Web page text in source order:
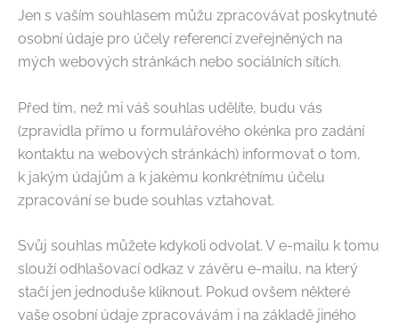
Jen s vaším souhlasem můžu zpracovávat poskytnuté
osobní údaje pro účely referencí zveřejněných na
mých webových stránkách nebo sociálních sítích.
Před tím, než mi váš souhlas udělíte, budu vás
(zpravidla přímo u formulářového okénka pro zadání
kontaktu na webových stránkách) informovat o tom,
k jakým údajům a k jakému konkrétnímu účelu
zpracování se bude souhlas vztahovat.
Svůj souhlas můžete kdykoli odvolat. V e-mailu k tomu
slouží odhlašovací odkaz v závěru e-mailu, na který
stačí jen jednoduše kliknout. Pokud ovšem některé
vaše osobní údaje zpracovávám i na základě jiného